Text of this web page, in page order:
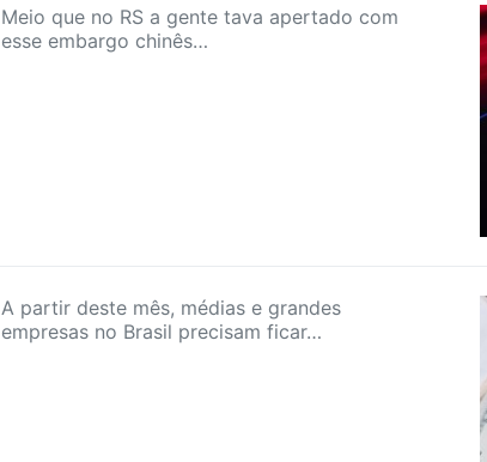
Meio que no RS a gente tava apertado com
esse embargo chinês…
A partir deste mês, médias e grandes
empresas no Brasil precisam ficar…